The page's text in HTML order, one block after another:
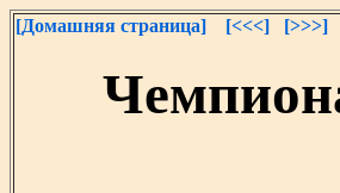
[Домашняя страница] [<<<] [>>>]